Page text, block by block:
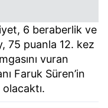
6 beraberlik ve
75 puanla 12. kez
vuran
Faruk Süren’in